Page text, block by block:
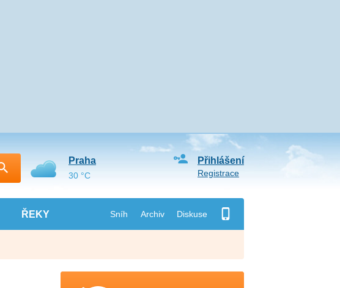
ŘEKY Sníh Archiv Diskuse
Přihlášení
Registrace
Praha
30 °C